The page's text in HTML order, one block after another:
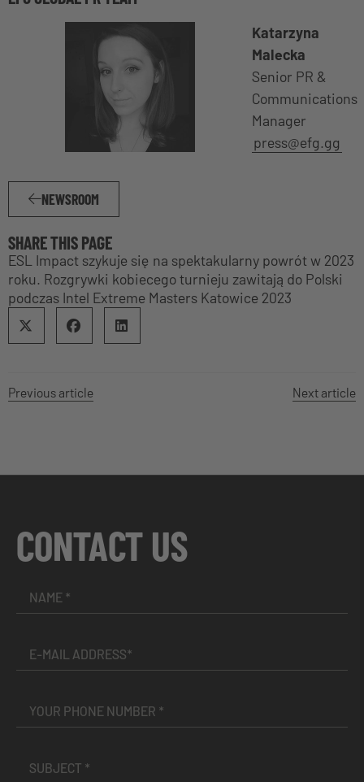
Katarzyna
Malecka
Senior PR &
Communications
Manager
press@efg.gg
NEWSROOM
SHARE THIS PAGE
ESL Impact szykuje się na spektakularny powrót w 2023
roku. Rozgrywki kobiecego turnieju zawitają do Polski
podczas Intel Extreme Masters Katowice 2023
Previous article Next article
CONTACT US